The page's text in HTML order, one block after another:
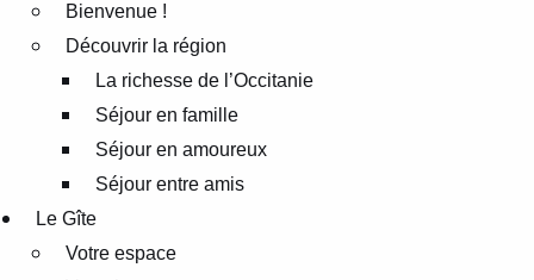
Bienvenue !
Découvrir la région
La richesse de l’Occitanie
Séjour en famille
Séjour en amoureux
Séjour entre amis
Le Gîte
Votre espace